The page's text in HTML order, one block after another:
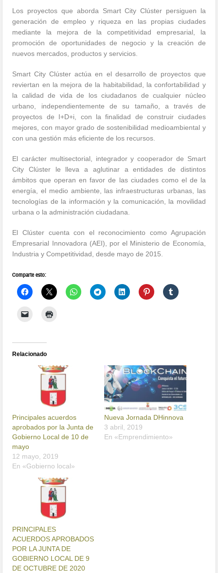
Los proyectos que aborda Smart City Clúster persiguen la
generación de empleo y riqueza en las propias ciudades
mediante la mejora de la competitividad empresarial, la
promoción de oportunidades de negocio y la creación de
nuevos mercados, productos y servicios.
Smart City Clúster actúa en el desarrollo de proyectos que
reviertan en la mejora de la habitabilidad, la confortabilidad y
la calidad de vida de los ciudadanos de cualquier núcleo
urbano, independientemente de su tamaño, a través de
proyectos de I+D+i, con la finalidad de construir ciudades
mejores, con mayor grado de sostenibilidad medioambiental y
con una gestión más eficiente de los recursos.
El carácter multisectorial, integrador y cooperador de Smart
City Clúster le lleva a aglutinar a entidades de distintos
ámbitos que operan en favor de las ciudades como el de la
energía, el medio ambiente, las infraestructuras urbanas, las
tecnologías de la información y la comunicación, la movilidad
urbana o la administración ciudadana.
El Clúster cuenta con el reconocimiento como Agrupación
Empresarial Innovadora (AEI), por el Ministerio de Economía,
Industria y Competitividad, desde mayo de 2015.
Comparte esto:
Relacionado
Principales acuerdos
aprobados por la Junta de
Gobierno Local de 10 de
mayo
12 mayo, 2019
En «Gobierno local»
Nueva Jornada DHinnova
3 abril, 2019
En «Emprendimiento»
PRINCIPALES
ACUERDOS APROBADOS
POR LA JUNTA DE
GOBIERNO LOCAL DE 9
DE OCTUBRE DE 2020